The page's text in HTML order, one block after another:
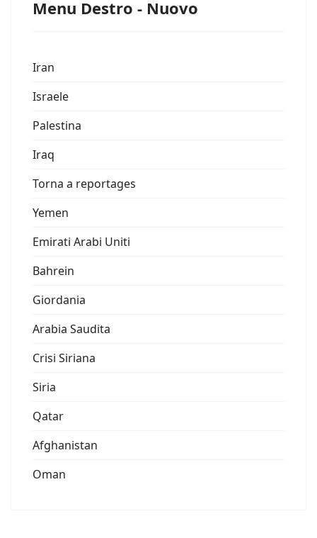
Menu Destro - Nuovo
Iran
Israele
Palestina
Iraq
Torna a reportages
Yemen
Emirati Arabi Uniti
Bahrein
Giordania
Arabia Saudita
Crisi Siriana
Siria
Qatar
Afghanistan
Oman